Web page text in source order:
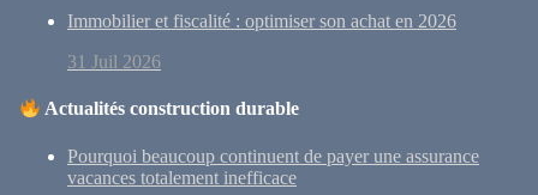
Immobilier et fiscalité : optimiser son achat en 2026
31 Juil 2026
Actualités construction durable
Pourquoi beaucoup continuent de payer une assurance
vacances totalement inefficace